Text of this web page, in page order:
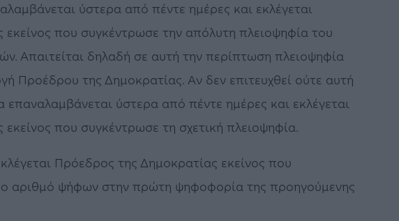
ύστερα από πέντε ημέρες και εκλέγεται
που συγκέντρωσε την απόλυτη πλειοψηφία του
Απαιτείται δηλαδή σε αυτή την περίπτωση πλειοψηφία
Προέδρου της Δημοκρατίας. Αν δεν επιτευχθεί ούτε αυτή
ύστερα από πέντε ημέρες και εκλέγεται
που συγκέντρωσε τη σχετική πλειοψηφία.
Πρόεδρος της Δημοκρατίας εκείνος που
αριθμό ψήφων στην πρώτη ψηφοφορία της προηγούμενης